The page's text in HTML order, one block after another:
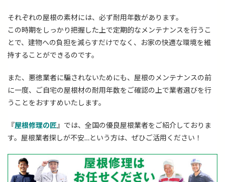
それぞれの屋根の素材には、必ず耐用年数があります。
この時期をしっかり把握した上で定期的なメンテナンスを行うこ
とで、建物への負担を減らすだけでなく、お家の快適な環境を維
持することができるのです。
また、悪徳業者に騙されないためにも、屋根のメンテナンスの前
に一度、ご自宅の屋根材の耐用年数をご確認の上で業者選びを行
うことをおすすめいたします。
『屋根修理の匠』では、全国の優良屋根業者をご紹介しておりま
す。屋根業者探しが不安…という方は、ぜひご活用ください！